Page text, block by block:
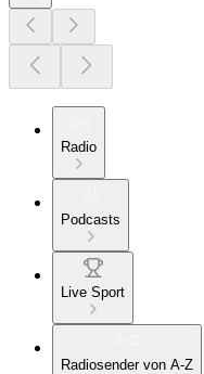
Radio
Podcasts
Live Sport
Radiosender von A-Z